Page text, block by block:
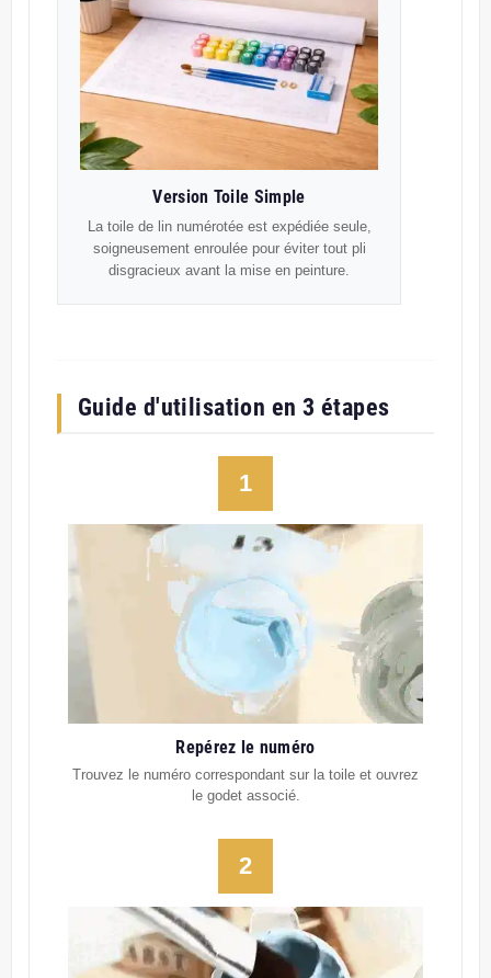
Version Toile Simple
La toile de lin numérotée est expédiée seule,
soigneusement enroulée pour éviter tout pli
disgracieux avant la mise en peinture.
Guide d'utilisation en 3 étapes
1
Repérez le numéro
Trouvez le numéro correspondant sur la toile et ouvrez
le godet associé.
2